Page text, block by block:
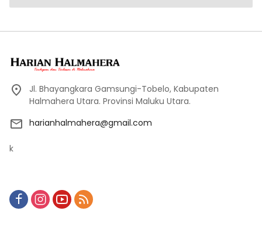
Jl. Bhayangkara Gamsungi-Tobelo, Kabupaten
Halmahera Utara. Provinsi Maluku Utara.
harianhalmahera@gmail.com
k